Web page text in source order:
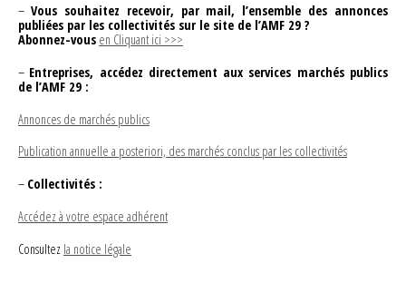
– Vous souhaitez recevoir, par mail, l’ensemble des annonces
publiées par les collectivités sur le site de l’AMF 29 ?
Abonnez-vous en Cliquant ici >>>
– Entreprises, accédez directement aux services marchés publics
de l’AMF 29 :
Annonces de marchés publics
Publication annuelle a posteriori, des marchés conclus par les collectivités
– Collectivités :
Accédez à votre espace adhérent
Consultez la notice légale